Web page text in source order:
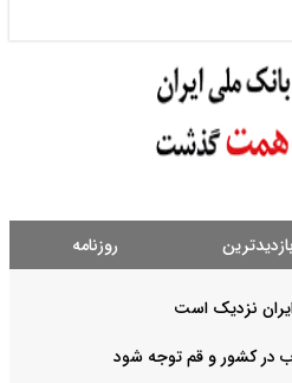
روزنامه
ایران نزدیک است
در کشور و قم توجه شود